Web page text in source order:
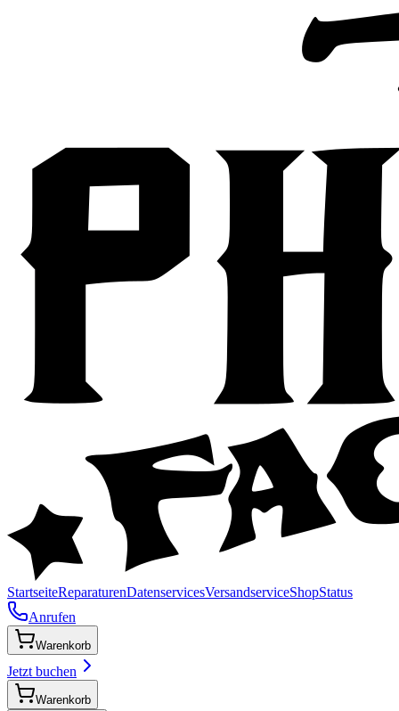
StartseiteReparaturenDatenservicesVersandserviceShopStatus
Anrufen
Warenkorb
Jetzt buchen
Warenkorb